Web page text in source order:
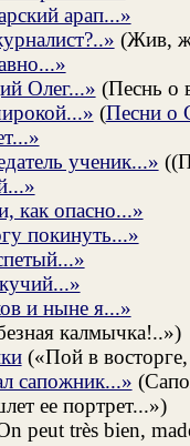
арап...»
(Жив,
Олег...» (Песнь о
(Песни о
ученик...»
как опасно...»
покинуть...»
и ныне я...»
калмычка!..»)
(«Пой в
сапожник...»
ее портрет...»)
peut très bien,